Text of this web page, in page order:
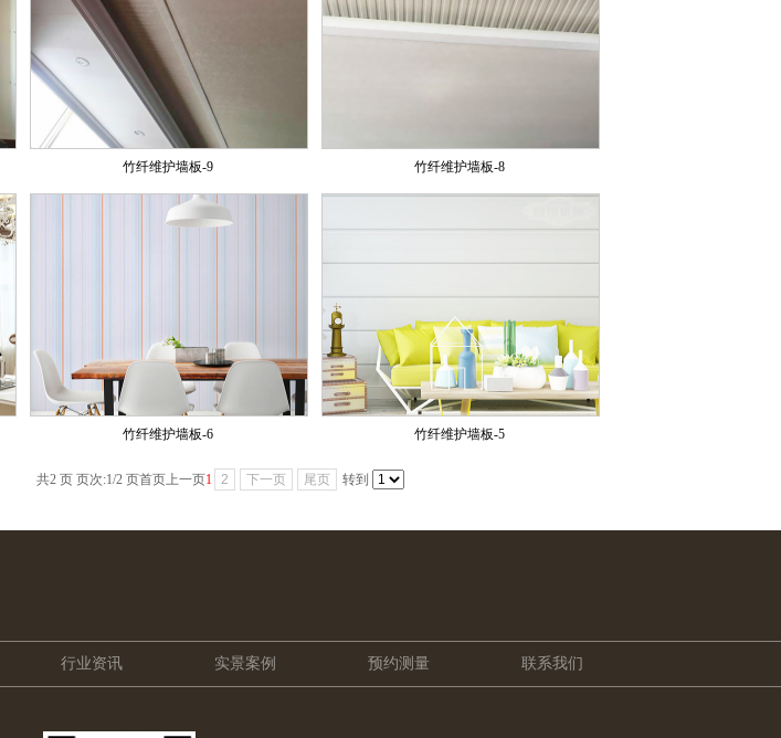
竹纤维护墙板-9 竹纤维护墙板-8
竹纤维护墙板-6 竹纤维护墙板-5
共2 页 页次:1/2 页首页上一页1 2 下一页 尾页 转到
行业资讯 实景案例 预约测量 联系我们